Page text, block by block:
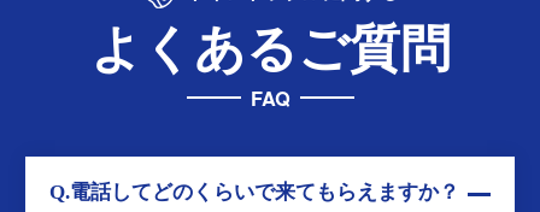
よくあるご質問
FAQ
Q.電話してどのくらいで来てもらえますか？